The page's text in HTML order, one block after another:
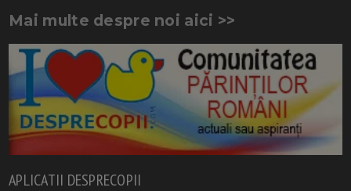
Mai multe despre noi aici >>
APLICATII DESPRECOPII